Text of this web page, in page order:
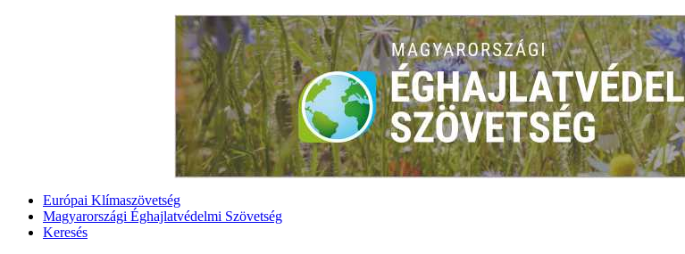
Európai Klímaszövetség
Magyarországi Éghajlatvédelmi Szövetség
Keresés